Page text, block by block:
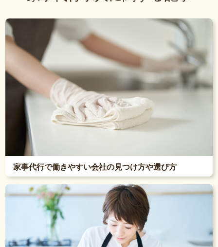
家事代行で働きやすい会社の見つけ方や選び方